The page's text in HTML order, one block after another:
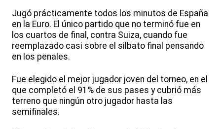
Jugó prácticamente todos los minutos de España
en la Euro. El único partido que no terminó fue en
los cuartos de final, contra Suiza, cuando fue
reemplazado casi sobre el silbato final pensando
en los penales.
Fue elegido el mejor jugador joven del torneo, en el
que completó el 91% de sus pases y cubrió más
terreno que ningún otro jugador hasta las
semifinales.